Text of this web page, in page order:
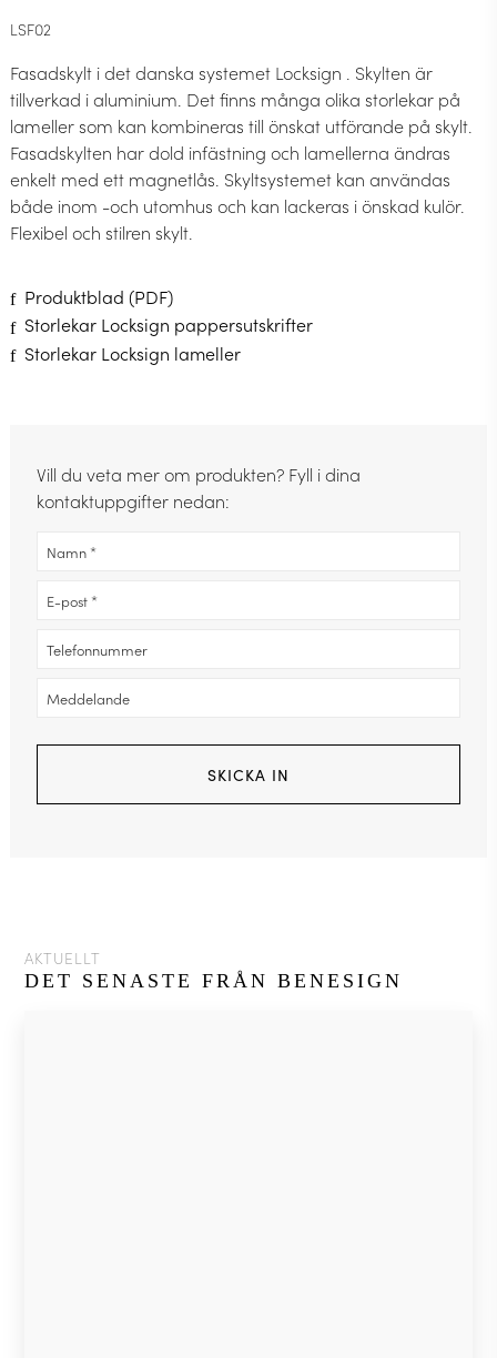
LSF02
Fasadskylt i det danska systemet Locksign . Skylten är
tillverkad i aluminium. Det finns många olika storlekar på
lameller som kan kombineras till önskat utförande på skylt.
Fasadskylten har dold infästning och lamellerna ändras
enkelt med ett magnetlås. Skyltsystemet kan användas
både inom -och utomhus och kan lackeras i önskad kulör.
Flexibel och stilren skylt.
Produktblad (PDF)
Storlekar Locksign pappersutskrifter
Storlekar Locksign lameller
Vill du veta mer om produkten? Fyll i dina
kontaktuppgifter nedan:
AKTUELLT
DET SENASTE FRÅN BENESIGN